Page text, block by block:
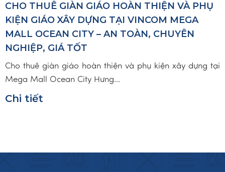
CHO THUÊ GIÀN GIÁO HOÀN THIỆN VÀ PHỤ
KIỆN GIÁO XÂY DỰNG TẠI VINCOM MEGA
MALL OCEAN CITY – AN TOÀN, CHUYÊN
NGHIỆP, GIÁ TỐT
Cho thuê giàn giáo hoàn thiện và phụ kiện xây dựng tại
Mega Mall Ocean City Hưng...
Chi tiết